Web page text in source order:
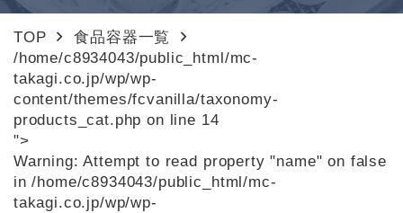
TOP
食品容器一覧
/home/c8934043/public_html/mc-
takagi.co.jp/wp/wp-
content/themes/fcvanilla/taxonomy-
products_cat.php on line 14
">
Warning: Attempt to read property "name" on false
in/home/c8934043/public_html/mc-
takagi.co.jp/wp/wp-